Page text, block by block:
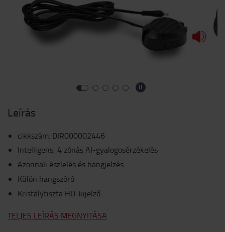
Leírás
cikkszám: DIR000002446
Intelligens, 4 zónás AI-gyalogosérzékelés
Azonnali észlelés és hangjelzés
Külön hangszóró
Kristálytiszta HD-kijelző
TELJES LEÍRÁS MEGNYITÁSA